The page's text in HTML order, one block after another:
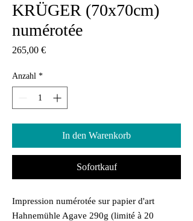
KRÜGER (70x70cm)
numérotée
265,00 €Preis
Anzahl *
In den Warenkorb
Sofortkauf
Impression numérotée sur papier d'art
Hahnemühle Agave 290g (limité à 20